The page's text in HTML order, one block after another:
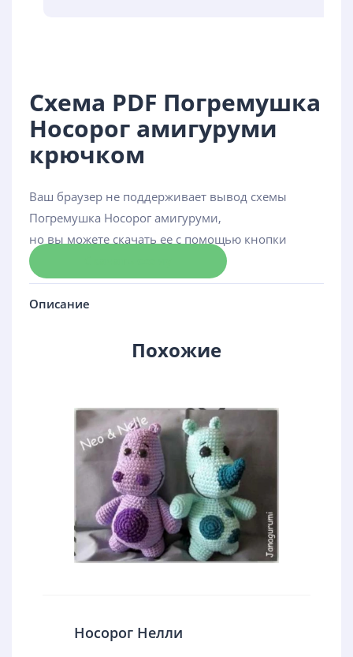
Схема PDF Погремушка
Носорог амигуруми
крючком
Ваш браузер не поддерживает вывод схемы
Погремушка Носорог амигуруми,
но вы можете скачать ее с помощью кнопки
Описание
Похожие
Носорог Нелли